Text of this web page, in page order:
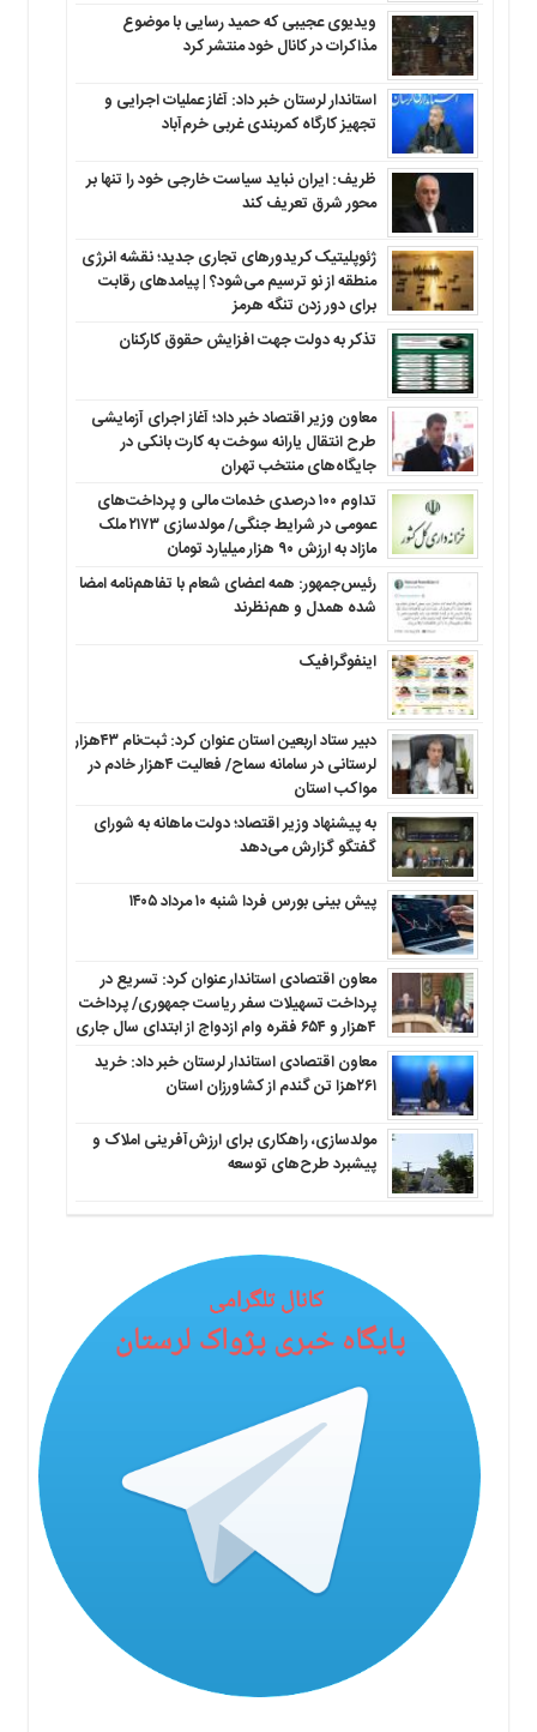
ویدیوی عجیبی که حمید رسایی با موضوع
مذاکرات در کانال خود منتشر کرد
استاندار لرستان خبر داد: آغاز عملیات اجرایی و
تجهیز کارگاه کمربندی غربی خرم‌آباد
ظریف: ایران نباید سیاست خارجی خود را تنها بر
محور شرق تعریف کند
ژئوپلیتیک کریدورهای تجاری جدید؛ نقشه انرژی
منطقه‌ از نو ترسیم می‌شود؟ | پیامدهای رقابت
برای دور زدن تنگه هرمز
تذکر به دولت جهت افزایش حقوق کارکنان ‌
معاون وزیر اقتصاد خبر داد؛ آغاز اجرای آزمایشی
طرح انتقال یارانه سوخت به کارت بانکی در
جایگاه‌های منتخب تهران
تداوم ۱۰۰ درصدی خدمات مالی و پرداخت‌های
عمومی در شرایط جنگی/ مولدسازی ۲۱۷۳ ملک
مازاد به ارزش ۹۰ هزار میلیارد تومان
رئیس‌جمهور: همه اعضای شعام با تفاهم‌نامه امضا
شده همدل و هم‌نظرند
اینفوگرافیک
دبیر ستاد اربعین استان عنوان کرد: ثبت‌نام ۴۳هزار
لرستانی در سامانه سماح/ فعالیت ۴هزار خادم در
مواکب استان
به پیشنهاد وزیر اقتصاد؛ دولت ماهانه به شورای
گفتگو گزارش می‌دهد
پیش بینی بورس فردا شنبه ۱۰ مرداد ۱۴۰۵
معاون اقتصادی استاندار عنوان کرد: تسریع در
پرداخت تسهیلات سفر ریاست جمهوری/ پرداخت
۴هزار و ۶۵۴ فقره وام ازدواج از ابتدای سال جاری
معاون اقتصادی استاندار لرستان خبر داد: خرید
۲۶۱هزا تن گندم از کشاورزان استان
مولدسازی، راهکاری برای ارزش‌آفرینی املاک و
پیشبرد طرح‌های توسعه